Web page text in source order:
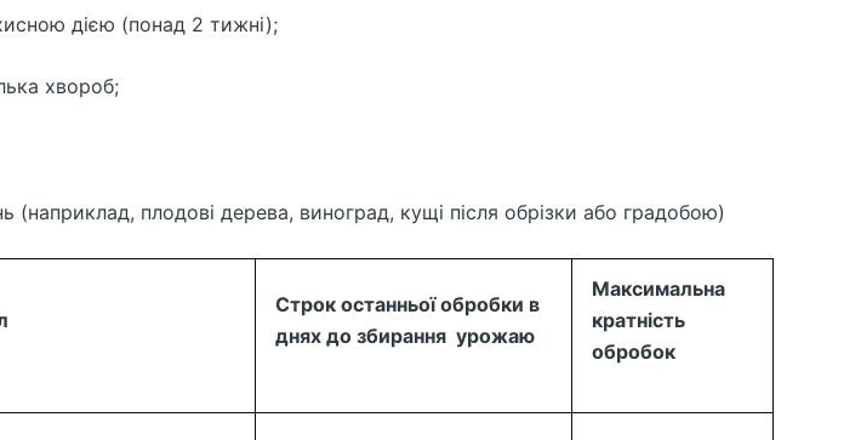
дією (понад 2 тижні);
хвороб;
плодові дерева, виноград, кущі після обрізки або градобою)
Строк останньої обробки в
днях до збирання урожаю
Максимальна
кратність
обробок